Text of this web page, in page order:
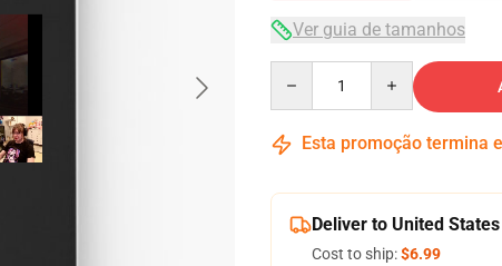
Ver guia de tamanhos
Esta promoção termina
Deliver to United States
Cost to ship:$6.99